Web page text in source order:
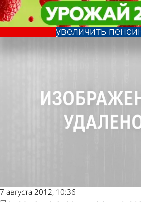
В Пензе орудует
обещающий
увеличить
Криминал
7 августа 2012, 10:36
В Пензе орудует
обещающий
увеличить
Криминал
Другие
теме
Погода и
валют в